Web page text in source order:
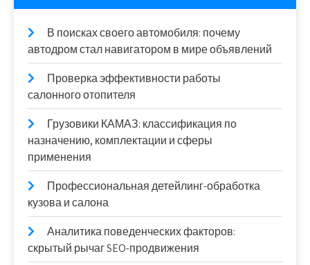
В поисках своего автомобиля: почему
автодром стал навигатором в мире объявлений
Проверка эффективности работы
салонного отопителя
Грузовики КАМАЗ: классификация по
назначению, комплектации и сферы
применения
Профессиональная детейлинг-обработка
кузова и салона
Аналитика поведенческих факторов:
скрытый рычаг SEO-продвижения